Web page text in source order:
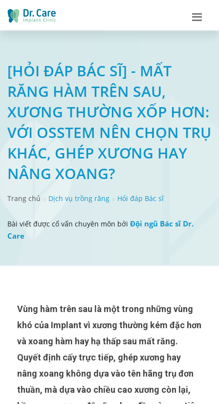
[HỎI ĐÁP BÁC SĨ] - MẤT
RĂNG HÀM TRÊN SAU,
XƯƠNG THƯỜNG XỐP HƠN:
VỚI OSSTEM NÊN CHỌN TRỤ
KHÁC, GHÉP XƯƠNG HAY
NÂNG XOANG?
Trang chủ Dịch vụ trồng răng Hỏi đáp Bác sĩ
Bài viết được cố vấn chuyên môn bởi Đội ngũ Bác sĩ Dr.
Care
Vùng hàm trên sau là một trong những vùng
khó của Implant vì xương thường kém đặc hơn
và xoang hàm hay hạ thấp sau mất răng.
Quyết định cấy trực tiếp, ghép xương hay
nâng xoang không dựa vào tên hãng trụ đơn
thuần, mà dựa vào chiều cao xương còn lại,